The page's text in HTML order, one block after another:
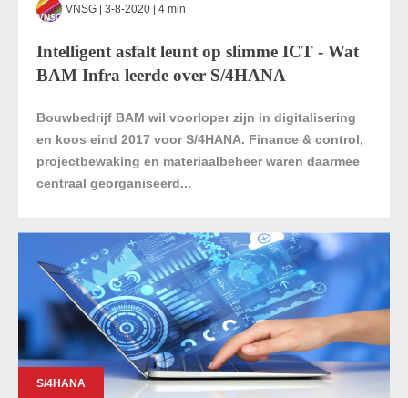
VNSG | 3-8-2020 | 4 min
Intelligent asfalt leunt op slimme ICT - Wat
BAM Infra leerde over S/4HANA
Bouwbedrijf BAM wil voorloper zijn in digitalisering
en koos eind 2017 voor S/4HANA. Finance & control,
projectbewaking en materiaalbeheer waren daarmee
centraal georganiseerd...
S/4HANA